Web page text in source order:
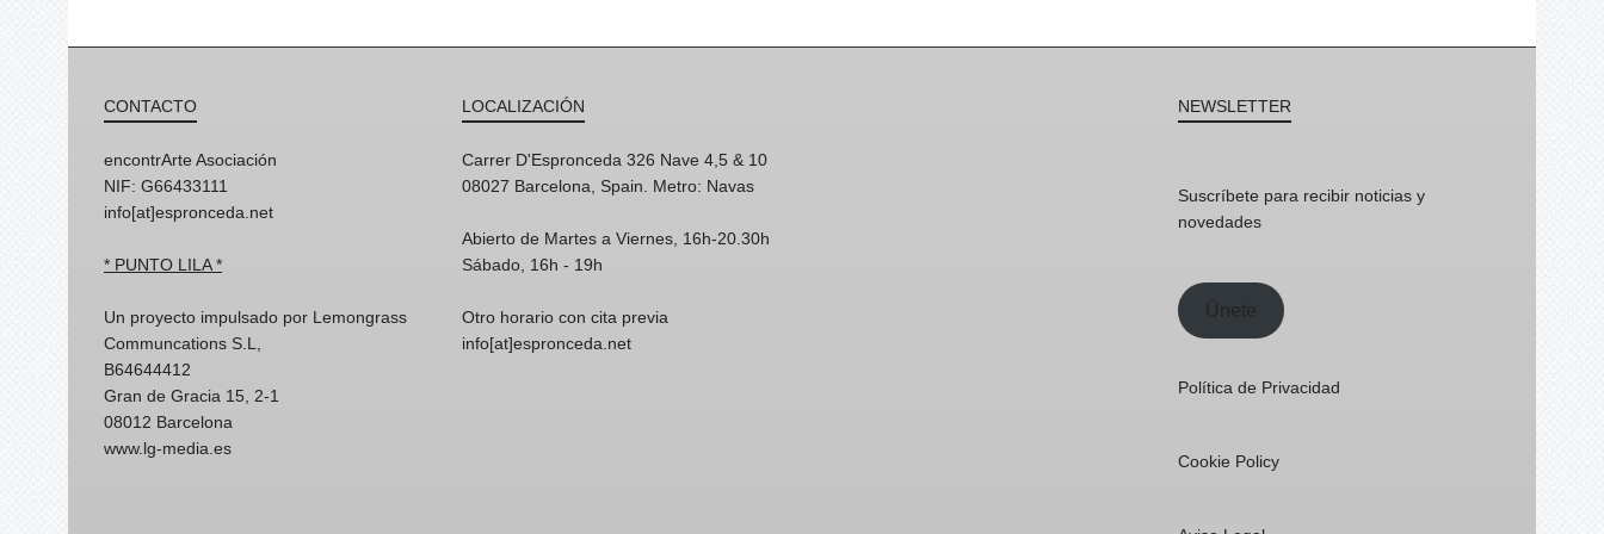
CONTACTO
encontrArte Asociación
NIF: G66433111
info[at]espronceda.net
* PUNTO LILA *
Un proyecto impulsado por Lemongrass
Communcations S.L,
B64644412
Gran de Gracia 15, 2-1
08012 Barcelona
www.lg-media.es
LOCALIZACIÓN
Carrer D'Espronceda 326 Nave 4,5 & 10
08027 Barcelona, Spain. Metro: Navas
Abierto de Martes a Viernes, 16h-20.30h
Sábado, 16h - 19h
Otro horario con cita previa
info[at]espronceda.net
NEWSLETTER
Suscríbete para recibir noticias y
novedades
Únete
Política de Privacidad
Cookie Policy